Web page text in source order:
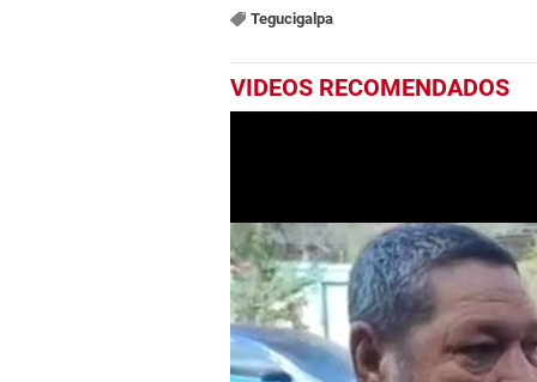
Tegucigalpa
VIDEOS RECOMENDADOS